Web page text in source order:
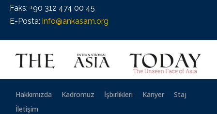
Faks: +90 312 474 00 45
E-Posta: info@ankasam.org
Hakkımızda Kadromuz İşbirlikleri Kariyer
Staj
İletişim